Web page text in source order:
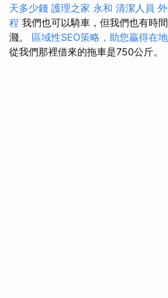
天多少錢 護理之家 永和 清潔人員
程 我們也可以騎車，但我們也有時
濺。 區域性SEO策略，助您贏得在
從我們那裡借來的拖車是750公斤。